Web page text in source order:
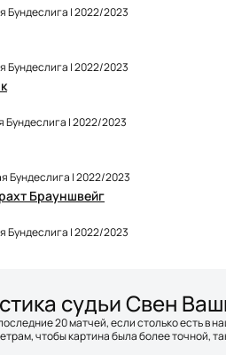
Бундеслига | 2022/2023
Бундеслига | 2022/2023
Бундеслига | 2022/2023
Бундеслига | 2022/2023
Брауншвейг
Бундеслига | 2022/2023
судьи Свен
20 матчей, если столько есть
чтобы картина была более точной,